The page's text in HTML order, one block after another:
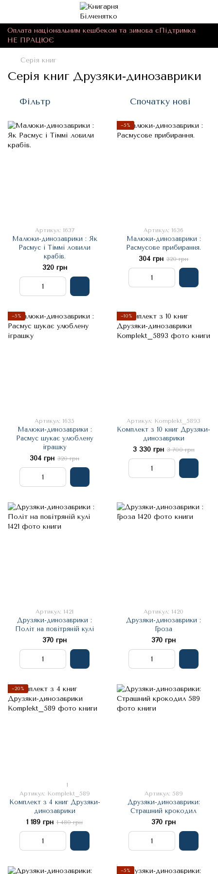
Оплата національним кешбеком та зимова єПідтримка
НЕ ПРАЦЮЄ
Серія книг
Серія книг Друзяки-динозаврики
Фільтр Спочатку нові
Артикул: 1637
Малюки-динозаврики : Як
Расмус і Тіммі ловили
крабів.
320 грн
−5%
Артикул: 1636
Малюки-динозаврики :
Расмусове прибирання.
304 грн 320 грн
−5%
Артикул: 1635
Малюки-динозаврики :
Расмус шукає улюблену
іграшку
304 грн 320 грн
−10%
Артикул: Komplekt_5893
Комплект з 10 книг Друзяки-
динозаврики
3 330 грн 3 700 грн
Артикул: 1421
Друзяки-динозаврики :
Політ на повітряній кулі
370 грн
Артикул: 1420
Друзяки-динозаврики :
Гроза
370 грн
−20%
1
Артикул: Komplekt_589
Комплект з 4 книг Друзяки-
динозаврики
1 189 грн 1 480 грн
Артикул: 589
Друзяки-динозаврики:
Страшний крокодил
370 грн
−5%